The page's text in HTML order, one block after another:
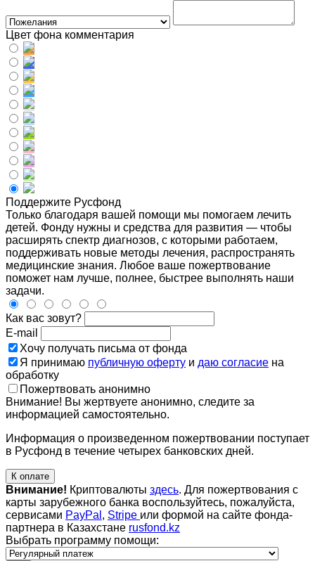
Цвет фона комментария
Поддержите Русфонд
Только благодаря вашей помощи мы помогаем лечить
детей. Фонду нужны и средства для развития — чтобы
расширять спектр диагнозов, с которыми работаем,
поддерживать новые методы лечения, распространять
медицинские знания. Любое ваше пожертвование
поможет нам лучше, полнее, быстрее выполнять наши
задачи.
Как вас зовут?
E-mail
Хочу получать письма от фонда
Я принимаю публичную оферту и даю согласие на
обработку
Пожертвовать анонимно
Внимание! Вы жертвуете анонимно, следите за
информацией самостоятельно.
Информация о произведенном пожертвовании поступает
в Русфонд в течение четырех банковских дней.
К оплате
Внимание! Криптовалюты здесь. Для пожертвования с
карты зарубежного банка воспользуйтесь, пожалуйста,
сервисами PayPal , Stripe или формой на сайте фонда-
партнера в Казахстане rusfond.kz
Выбрать программу помощи: